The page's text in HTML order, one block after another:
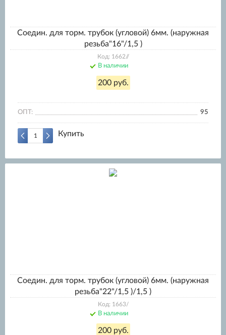
Соедин. для торм. трубок (угловой) 6мм. (наружная
резьба"16"/1,5 )
Код: 1662//
В наличии
200 руб.
ОПТ: 95
Купить
Соедин. для торм. трубок (угловой) 6мм. (наружная
резьба"22"/1,5 )/1,5 )
Код: 1663/
В наличии
200 руб.